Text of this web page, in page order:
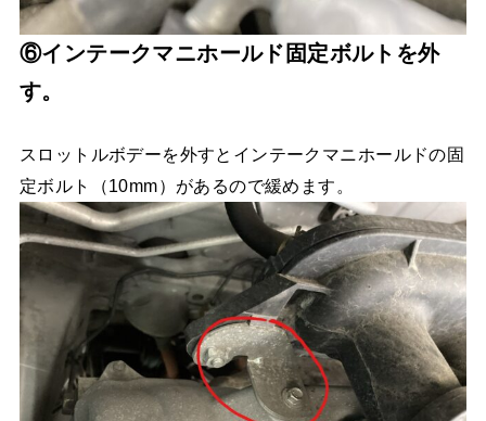
⑥インテークマニホールド固定ボルトを外
す。
スロットルボデーを外すとインテークマニホールドの固
定ボルト（10mm）があるので緩めます。